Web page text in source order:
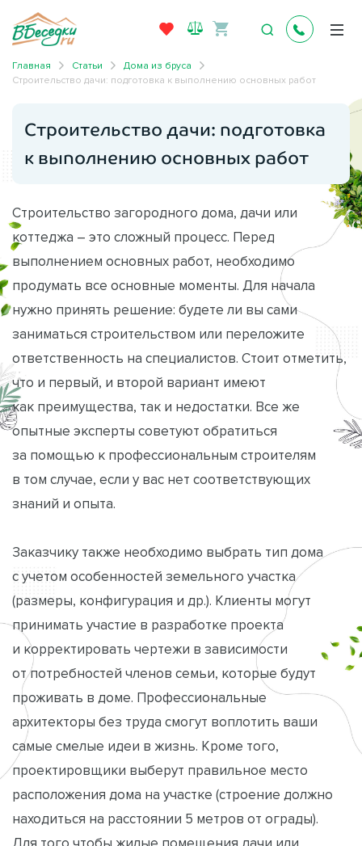
Главная Статьи
Дома из бруса
Строительство дачи: подготовка к выполнению основных работ
Строительство дачи: подготовка
к выполнению основных работ
Строительство загородного дома, дачи или
коттеджа – это сложный процесс. Перед
выполнением основных работ, необходимо
продумать все основные моменты. Для начала
нужно принять решение: будете ли вы сами
заниматься строительством или переложите
ответственность на специалистов. Стоит отметить,
что и первый, и второй вариант имеют
как преимущества, так и недостатки. Все же
опытные эксперты советуют обратиться
за помощью к профессиональным строителям
в том случае, если у вас нет соответствующих
знаний и опыта.
Заказчику также необходимо выбрать тип дома
с учетом особенностей земельного участка
(размеры, конфигурация и др.). Клиенты могут
принимать участие в разработке проекта
и корректировать чертежи в зависимости
от потребностей членов семьи, которые будут
проживать в доме. Профессиональные
архитекторы без труда смогут воплотить ваши
самые смелые идеи в жизнь. Кроме того,
проектировщики выберут правильное место
расположения дома на участке (строение должно
находиться на расстоянии 5 метров от ограды).
Для того чтобы жилые помещения дачи или